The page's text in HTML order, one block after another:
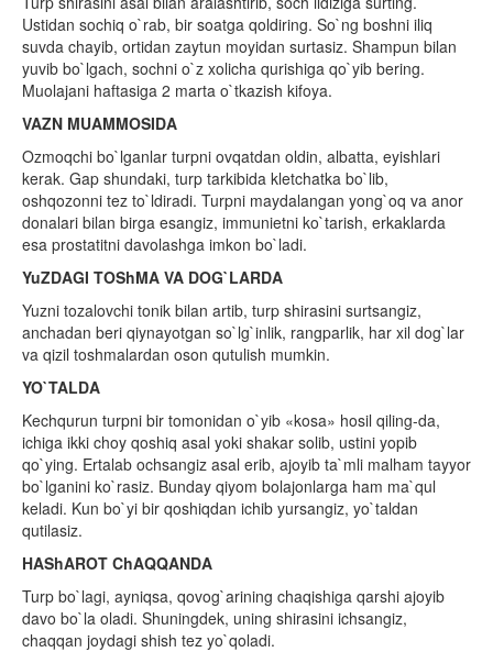
Ustidan sochiq o`rab, bir soatga qoldiring. So`ng boshni iliq
suvda chayib, ortidan zaytun moyidan surtasiz. Shampun bilan
yuvib bo`lgach, sochni o`z xolicha qurishiga qo`yib bering.
Muolajani haftasiga 2 marta o`tkazish kifoya.
VAZN MUAMMOSIDA
Ozmoqchi bo`lganlar turpni ovqatdan oldin, albatta, eyishlari
kerak. Gap shundaki, turp tarkibida kletchatka bo`lib,
oshqozonni tez to`ldiradi. Turpni maydalangan yong`oq va anor
donalari bilan birga esangiz, immunietni ko`tarish, erkaklarda
esa prostatitni davolashga imkon bo`ladi.
YuZDAGI TOShMA VA DOG`LARDA
Yuzni tozalovchi tonik bilan artib, turp shirasini surtsangiz,
anchadan beri qiynayotgan so`lg`inlik, rangparlik, har xil dog`lar
va qizil toshmalardan oson qutulish mumkin.
YO`TALDA
Kechqurun turpni bir tomonidan o`yib «kosa» hosil qiling-da,
ichiga ikki choy qoshiq asal yoki shakar solib, ustini yopib
qo`ying. Ertalab ochsangiz asal erib, ajoyib ta`mli malham tayyor
bo`lganini ko`rasiz. Bunday qiyom bolajonlarga ham ma`qul
keladi. Kun bo`yi bir qoshiqdan ichib yursangiz, yo`taldan
qutilasiz.
HAShAROT ChAQQANDA
Turp bo`lagi, ayniqsa, qovog`arining chaqishiga qarshi ajoyib
davo bo`la oladi. Shuningdek, uning shirasini ichsangiz,
chaqqan joydagi shish tez yo`qoladi.